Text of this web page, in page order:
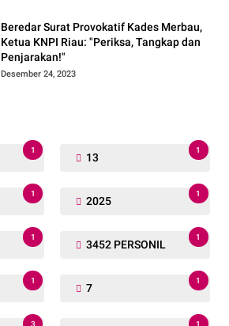
Beredar Surat Provokatif Kades Merbau,
Ketua KNPI Riau: "Periksa, Tangkap dan
Penjarakan!"
Desember 24, 2023
1
13
1
1
2025
1
1
3452 PERSONIL
1
1
7
1
3 1